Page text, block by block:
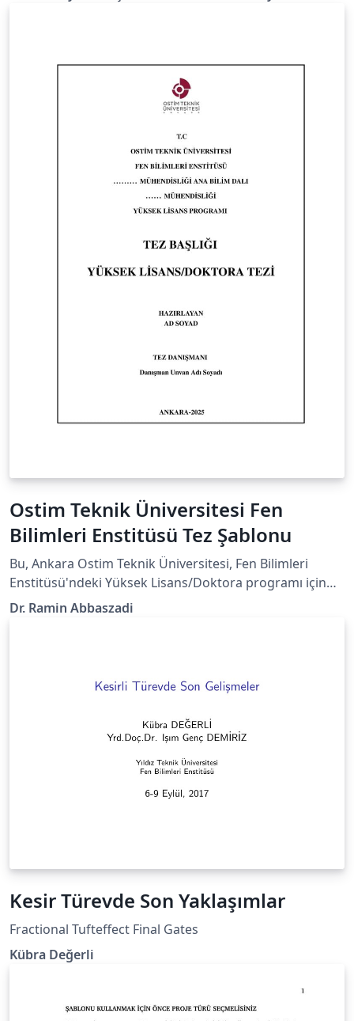
guidelines provided by the institute. The template
Official guideline source:
https://lee.eskisehir.edu.tr/tr/Icerik/Detay/tez-yazim-
Üniversitesi Lisansüstü Eğitim Enstitüsü’nün resmî tez
yazım şablonudur. Şablon, enstitü tarafından
yayımlanan resmî tez yazım kılavuzuna uygun olarak
hazırlanmıştır ve kılavuzda belirtilen biçimsel ve yapısal
kuralları eksiksiz şekilde karşılamaktadır. Resmî kılavuz:
https://lee.eskisehir.edu.tr/tr/Icerik/Detay/tez-yazim-
sablonu-tr-en
Ostim Teknik Üniversitesi Fen
Bilimleri Enstitüsü Tez Şablonu
Bu, Ankara Ostim Teknik Üniversitesi, Fen Bilimleri
Enstitüsü'ndeki Yüksek Lisans/Doktora programı için
bir tez şablonudur. Official university or department
Dr. Ramin Abbaszadi
Kesir Türevde Son Yaklaşımlar
Fractional Tufteffect Final Gates
Kübra Değerli